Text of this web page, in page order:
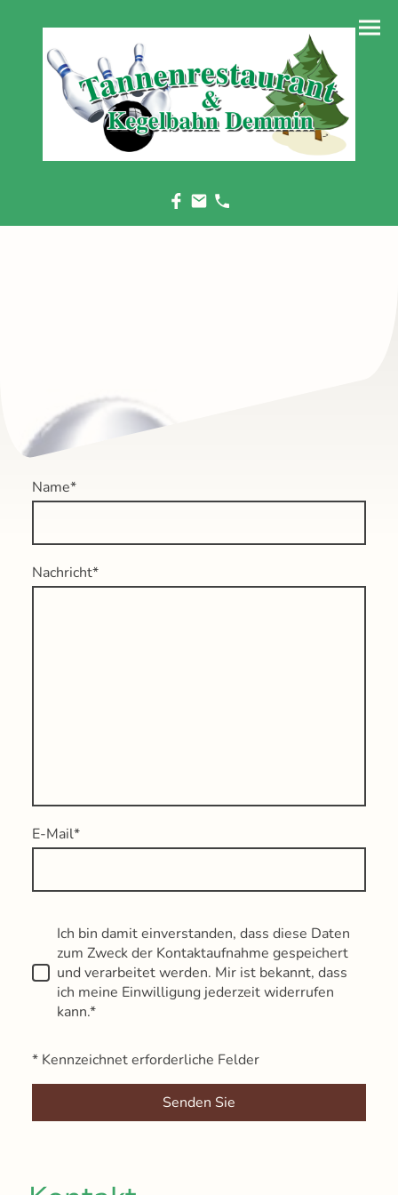
Name*
Nachricht*
E-Mail*
Ich bin damit einverstanden, dass diese Daten
zum Zweck der Kontaktaufnahme gespeichert
und verarbeitet werden. Mir ist bekannt, dass
ich meine Einwilligung jederzeit widerrufen
kann.*
* Kennzeichnet erforderliche Felder
Senden Sie